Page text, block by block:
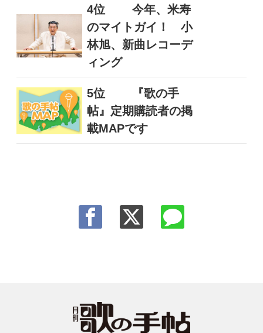
4位
今年、米寿
のマイトガイ！ 小
林旭、新曲レコーデ
ィング
5位
『歌の手
帖』定期購読者の掲
載MAPです